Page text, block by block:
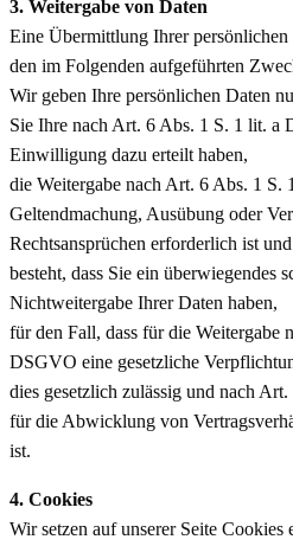
3. Weitergabe von Daten
Eine Übermittlung Ihrer
den im Folgenden aufgeführten
Wir geben Ihre persönlichen Daten
Sie Ihre nach Art. 6 Abs. 1 S. 1 lit. a
Einwilligung dazu erteilt haben,
die Weitergabe nach Art. 6 Abs. 1
Geltendmachung, Ausübung oder
Rechtsansprüchen erforderlich ist
besteht, dass Sie ein überwiegendes
Nichtweitergabe Ihrer Daten haben,
für den Fall, dass für die Weitergabe
DSGVO eine gesetzliche
dies gesetzlich zulässig und nach
für die Abwicklung von
ist.
4. Cookies
Wir setzen auf unserer Seite